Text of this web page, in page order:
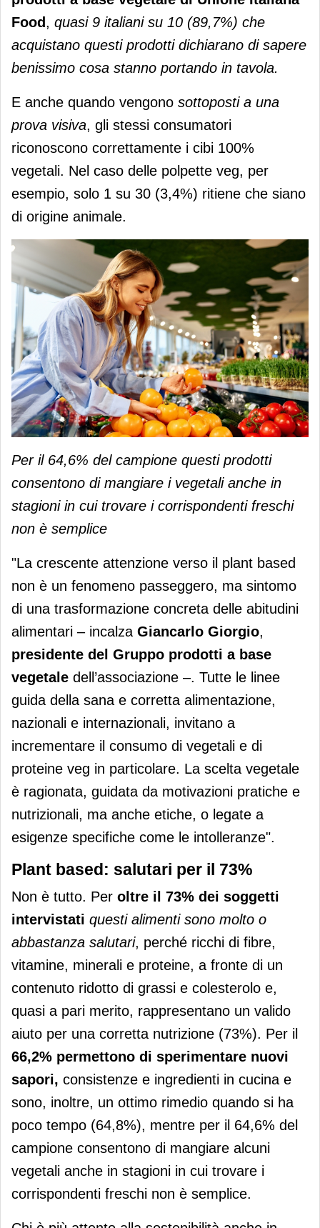
Food, quasi 9 italiani su 10 (89,7%) che
acquistano questi prodotti dichiarano di sapere
benissimo cosa stanno portando in tavola.
E anche quando vengono sottoposti a una
prova visiva, gli stessi consumatori
riconoscono correttamente i cibi 100%
vegetali. Nel caso delle polpette veg, per
esempio, solo 1 su 30 (3,4%) ritiene che siano
di origine animale.
Per il 64,6% del campione questi prodotti
consentono di mangiare i vegetali anche in
stagioni in cui trovare i corrispondenti freschi
non è semplice
"La crescente attenzione verso il plant based
non è un fenomeno passeggero, ma sintomo
di una trasformazione concreta delle abitudini
alimentari – incalza Giancarlo Giorgio,
presidente del Gruppo prodotti a base
vegetale dell’associazione –. Tutte le linee
guida della sana e corretta alimentazione,
nazionali e internazionali, invitano a
incrementare il consumo di vegetali e di
proteine veg in particolare. La scelta vegetale
è ragionata, guidata da motivazioni pratiche e
nutrizionali, ma anche etiche, o legate a
esigenze specifiche come le intolleranze".
Plant based: salutari per il 73%
Non è tutto. Per oltre il 73% dei soggetti
intervistati questi alimenti sono molto o
abbastanza salutari, perché ricchi di fibre,
vitamine, minerali e proteine, a fronte di un
contenuto ridotto di grassi e colesterolo e,
quasi a pari merito, rappresentano un valido
aiuto per una corretta nutrizione (73%). Per il
66,2% permettono di sperimentare nuovi
sapori, consistenze e ingredienti in cucina e
sono, inoltre, un ottimo rimedio quando si ha
poco tempo (64,8%), mentre per il 64,6% del
campione consentono di mangiare alcuni
vegetali anche in stagioni in cui trovare i
corrispondenti freschi non è semplice.